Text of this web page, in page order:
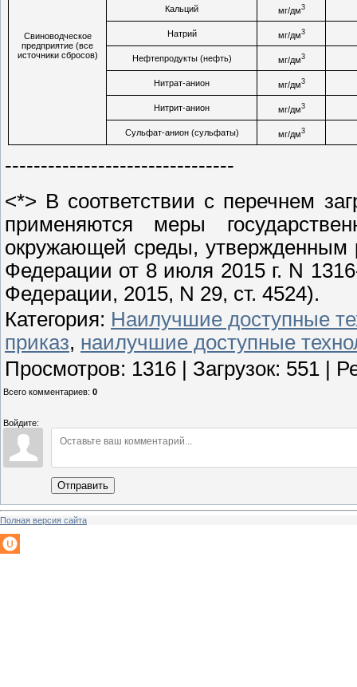
Свиноводческое
предприятие (все
источники сбросов)
Кальций мг/дм3
Натрий мг/дм3
Нефтепродукты (нефть) мг/дм3
Нитрат-анион мг/дм3
Нитрит-анион мг/дм3
Сульфат-анион (сульфаты) мг/дм3
--------------------------------
<*> В соответствии с перечнем
применяются меры
окружающей среды, утвержденным
Федерации от 8 июля 2015 г. N
Федерации, 2015, N 29, ст. 4524).
Категория: Наилучшие доступные
приказ, наилучшие доступные
Просмотров: 1316 Загрузок: 551
Всего комментариев: 0
Войдите:
Отправить
Полная версия сайта